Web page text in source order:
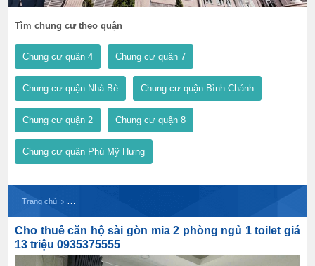
Tìm chung cư theo quận
Chung cư quận 4 Chung cư quận 7
Chung cư quận Nhà Bè Chung cư quận Bình Chánh
Chung cư quận 2 Chung cư quận 8
Chung cư quận Phú Mỹ Hưng
Trang chủ
Cho thuê căn hộ sài gòn mia 2 phòng ngủ 1 toilet giá
13 triệu 0935375555